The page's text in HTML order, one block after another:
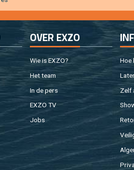
OVER EXZO
Wie is EXZO?
Het team
In de pers
EXZO TV
Jobs
Hoe
Zelf